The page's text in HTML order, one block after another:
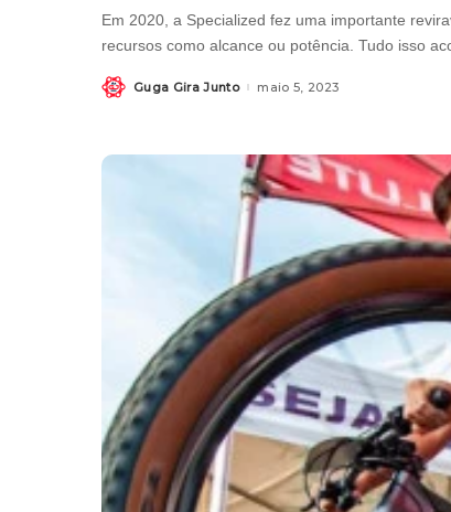
Em 2020, a Specialized fez uma importante
recursos como alcance ou potência. Tudo isso
Guga Gira Junto maio 5, 2023